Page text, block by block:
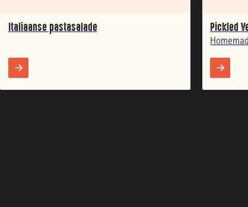
Italiaanse pastasalade Pickled